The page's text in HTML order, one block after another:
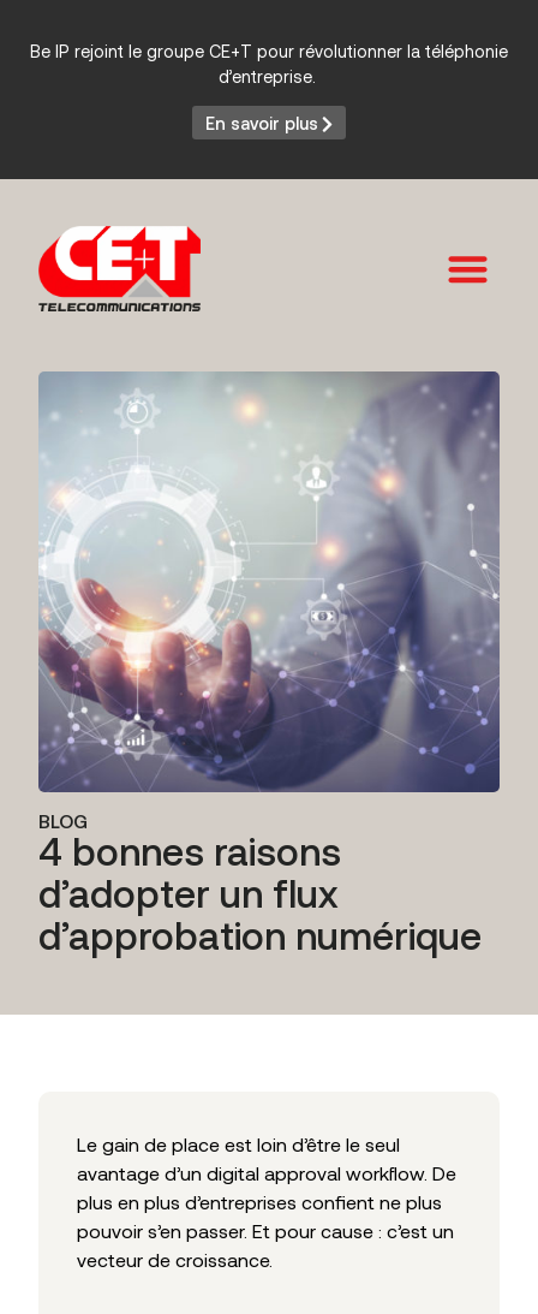
Be IP rejoint le groupe CE+T pour révolutionner la téléphonie
d’entreprise.
En savoir plus
BLOG
4 bonnes raisons
d’adopter un flux
d’approbation numérique
Le gain de place est loin d’être le seul
avantage d’un digital approval workflow. De
plus en plus d’entreprises confient ne plus
pouvoir s’en passer. Et pour cause : c’est un
vecteur de croissance.